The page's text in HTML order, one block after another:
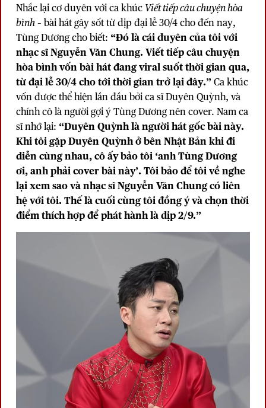
Nhắc lại cơ duyên với ca khúc Viết tiếp câu chuyện hòa
bình– bài hát gây sốt từ dịp đại lễ 30/4 cho đến nay,
Tùng Dương cho biết: “Đó là cái duyên của tôi với
nhạc sĩ Nguyễn Văn Chung. Viết tiếp câu chuyện
hòa bình vốn bài hát đang viral suốt thời gian qua,
từ đại lễ 30/4 cho tới thời gian trở lại đây.”Ca khúc
vốn được thể hiện lần đầu bởi ca sĩ Duyên Quỳnh, và
chính cô là người gợi ý Tùng Dương nên cover. Nam ca
sĩ nhớ lại: “Duyên Quỳnh là người hát gốc bài này.
Khi tôi gặp Duyên Quỳnh ở bên Nhật Bản khi đi
diễn cùng nhau, cô ấy bảo tôi ‘anh Tùng Dương
ơi, anh phải cover bài này’. Tôi bảo để tôi về nghe
lại xem sao và nhạc sĩ Nguyễn Văn Chung có liên
hệ với tôi. Thế là cuối cùng tôi đồng ý và chọn thời
điểm thích hợp để phát hành là dịp 2/9.”